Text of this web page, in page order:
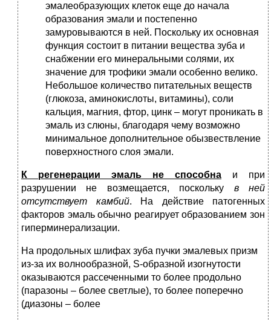
эмалеобразующих клеток еще до начала
образования эмали и постепенно
замуровываются в ней. Поскольку их основная
функция состоит в питании вещества зуба и
снабжении его минеральными солями, их
значение для трофики эмали особенно велико.
Небольшое количество питательных веществ
(глюкоза, аминокислоты, витамины), соли
кальция, магния, фтор, цинк – могут проникать в
эмаль из слюны, благодаря чему возможно
минимальное дополнительное обызвествление
поверхностного слоя эмали.
К регенерации эмаль не способна
и при
разрушении не возмещается, поскольку в
ней
отсутствует
камбий. На действие патогенных
факторов эмаль обычно реагирует образованием зон
гиперминерализации.
На продольных шлифах зуба пучки эмалевых призм
из-за их волнообразной, S-образной изогнутости
оказываются рассеченными то более продольно
(паразоны – более светлые), то более поперечно
(диазоны – более